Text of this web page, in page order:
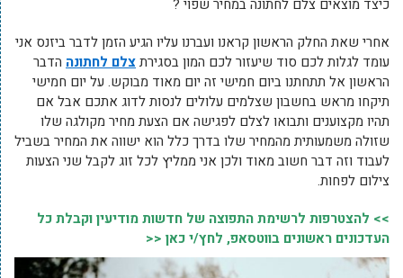
כיצד מוצאים צלם לחתונה במחיר שפוי ?
אחרי שאת החלק הראשון קראנו ועברנו עליו הגיע הזמן לדבר ביזנס אני
עומד לגלות לכם סוד שיעזור לכם המון בסגירתצלם לחתונה הדבר
הראשון אל תתחתנו ביום חמישי זה יום מאוד מבוקש. על יום חמישי
תיקחו מראש בחשבון שצלמים עלולים לנסות לדוג אתכם אבל אם
תהיו מקצוענים ותבואו לצלם לפגישה אם הצעת מחיר מקולגה שלו
שזולה משמעותית מהמחיר שלו בדרך כלל הוא ישווה את המחיר בשביל
לעבוד וזה דבר חשוב מאוד ולכן אני ממליץ לכל זוג לקבל שני הצעות
צילום לפחות.
>> להצטרפות לרשימת התפוצה של חדשות מודיעין וקבלת כל
העדכונים ראשונים בווטסאפ, לחץ/י כאן <<